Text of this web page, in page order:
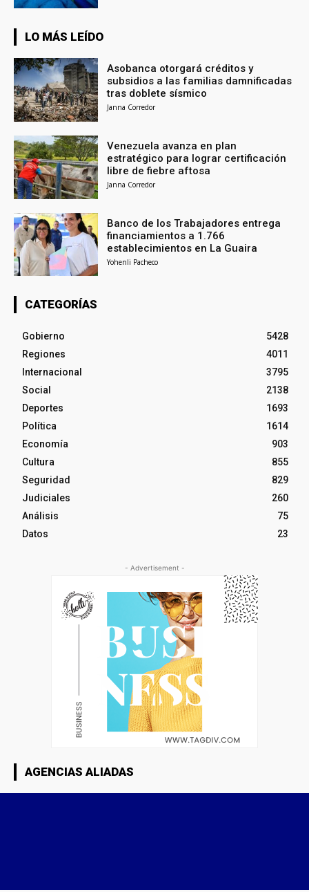
LO MÁS LEÍDO
Asobanca otorgará créditos y
subsidios a las familias damnificadas
tras doblete sísmico
Janna Corredor
Venezuela avanza en plan
estratégico para lograr certificación
libre de fiebre aftosa
Janna Corredor
Banco de los Trabajadores entrega
financiamientos a 1.766
establecimientos en La Guaira
Yohenli Pacheco
CATEGORÍAS
Gobierno
5428
Regiones
4011
Internacional
3795
Social
2138
Deportes
1693
Política
1614
Economía
903
Cultura
855
Seguridad
829
Judiciales
260
Análisis
75
Datos
23
- Advertisement -
AGENCIAS ALIADAS